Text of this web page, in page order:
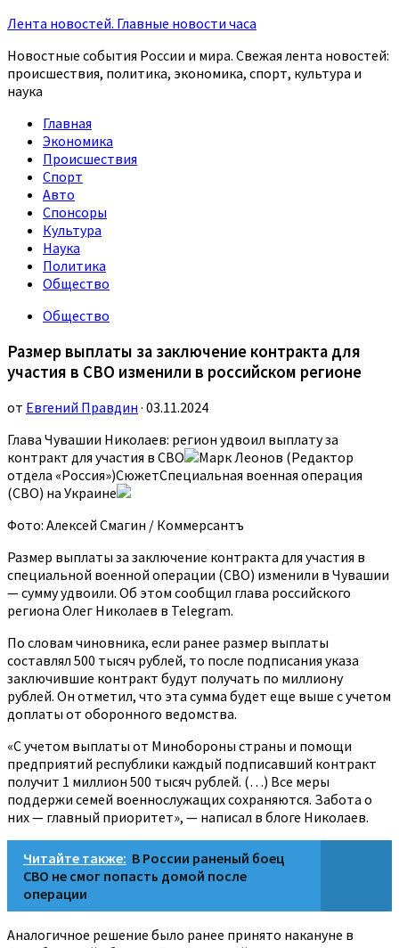
Лента новостей. Главные новости часа
Новостные события России и мира. Свежая лента новостей:
происшествия, политика, экономика, спорт, культура и
наука
Главная
Экономика
Происшествия
Спорт
Авто
Спонсоры
Культура
Наука
Политика
Общество
Общество
Размер выплаты за заключение контракта для
участия в СВО изменили в российском регионе
от Евгений Правдин · 03.11.2024
Глава Чувашии Николаев: регион удвоил выплату за
контракт для участия в СВО
Марк Леонов (Редактор
отдела «Россия»)СюжетСпециальная военная операция
(СВО) на Украине
Фото: Алексей Смагин / Коммерсантъ
Размер выплаты за заключение контракта для участия в
специальной военной операции (СВО) изменили в Чувашии
— сумму удвоили. Об этом сообщил глава российского
региона Олег Николаев в Telegram.
По словам чиновника, если ранее размер выплаты
составлял 500 тысяч рублей, то после подписания указа
заключившие контракт будут получать по миллиону
рублей. Он отметил, что эта сумма будет еще выше с учетом
доплаты от оборонного ведомства.
«С учетом выплаты от Минобороны страны и помощи
предприятий республики каждый подписавший контракт
получит 1 миллион 500 тысяч рублей. (…) Все меры
поддержи семей военнослужащих сохраняются. Забота о
них — главный приоритет», — написал в блоге Николаев.
Читайте также: В России раненый боец
СВО не смог попасть домой после
операции
Аналогичное решение было ранее принято накануне в